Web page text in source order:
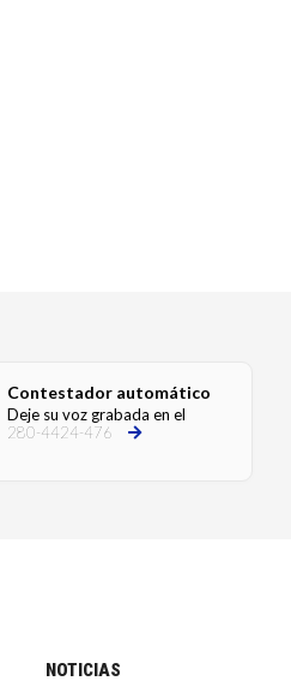
Contestador automático
Deje su voz grabada en el
280-4424-476
NOTICIAS